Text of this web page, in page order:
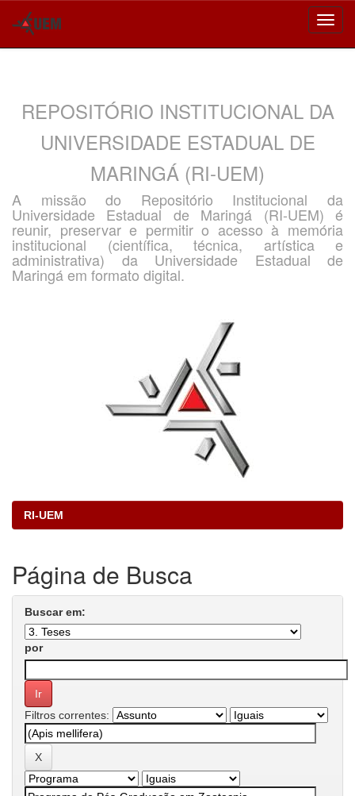
REPOSITÓRIO INSTITUCIONAL DA
UNIVERSIDADE ESTADUAL DE
MARINGÁ (RI-UEM)
A missão do Repositório Institucional da
Universidade Estadual de Maringá (RI-UEM) é
reunir, preservar e permitir o acesso à memória
institucional (científica, técnica, artística e
administrativa) da Universidade Estadual de
Maringá em formato digital.
RI-UEM
Página de Busca
Buscar em:
por
Filtros correntes: